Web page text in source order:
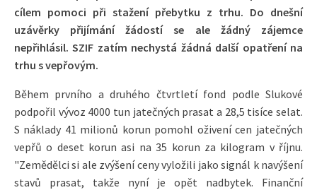
cílem pomoci při stažení přebytku z trhu. Do dnešní
uzávěrky přijímání žádostí se ale žádný zájemce
nepřihlásil. SZIF zatím nechystá žádná další opatření na
trhu s vepřovým.
Během prvního a druhého čtvrtletí fond podle Slukové
podpořil vývoz 4000 tun jatečných prasat a 28,5 tisíce selat.
S náklady 41 milionů korun pomohl oživení cen jatečných
vepřů o deset korun asi na 35 korun za kilogram v říjnu.
"Zemědělci si ale zvýšení ceny vyložili jako signál k navýšení
stavů prasat, takže nyní je opět nadbytek. Finanční